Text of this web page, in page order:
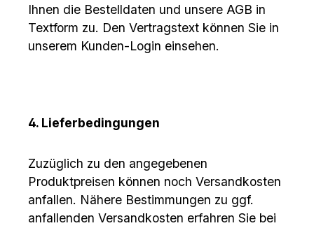
Ihnen die Bestelldaten und unsere AGB in
Textform zu. Den Vertragstext können Sie in
unserem Kunden-Login einsehen.
4. Lieferbedingungen
Zuzüglich zu den angegebenen
Produktpreisen können noch Versandkosten
anfallen. Nähere Bestimmungen zu ggf.
anfallenden Versandkosten erfahren Sie bei